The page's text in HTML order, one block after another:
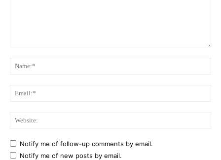
Notify me of follow-up comments by email.
Notify me of new posts by email.